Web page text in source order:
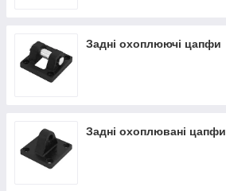
Задні охоплюючі цапфи
Задні охоплювані цапфи